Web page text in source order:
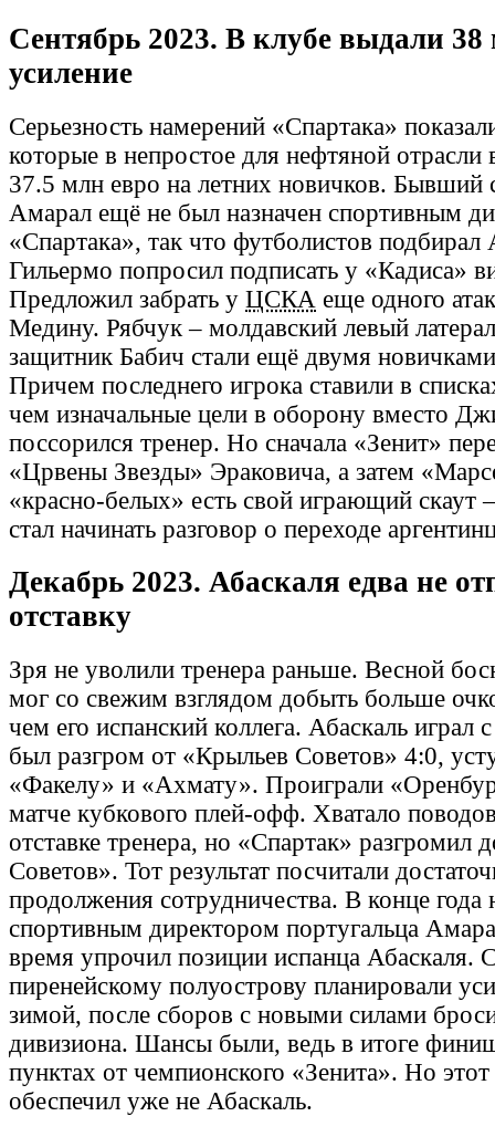
Сентябрь 2023. В клубе выдали 38
усиление
Серьезность намерений «Спартака»
которые в непростое для нефтяной отрасли
37.5 млн евро на летних новичков. Бывший
Амарал ещё не был назначен спортивным
«Спартака», так что футболистов подбирал
Гильермо попросил подписать у «Кадиса»
Предложил забрать у ЦСКА еще одного
Медину. Рябчук – молдавский левый
защитник Бабич стали ещё двумя
Причем последнего игрока ставили в
чем изначальные цели в оборону вместо
поссорился тренер. Но сначала «Зенит»
«Црвены Звезды» Эраковича, а затем
«красно-белых» есть свой играющий скаут
стал начинать разговор о переходе
Декабрь 2023. Абаскаля едва не
отставку
Зря не уволили тренера раньше. Весной
мог со свежим взглядом добыть больше
чем его испанский коллега. Абаскаль играл
был разгром от «Крыльев Советов» 4:0,
«Факелу» и «Ахмату». Проиграли
матче кубкового плей-офф. Хватало
отставке тренера, но «Спартак» разгромил
Советов». Тот результат посчитали
продолжения сотрудничества. В конце года
спортивным директором португальца
время упрочил позиции испанца Абаскаля.
пиренейскому полуострову планировали
зимой, после сборов с новыми силами
дивизиона. Шансы были, ведь в итоге
пунктах от чемпионского «Зенита». Но этот
обеспечил уже не Абаскаль.